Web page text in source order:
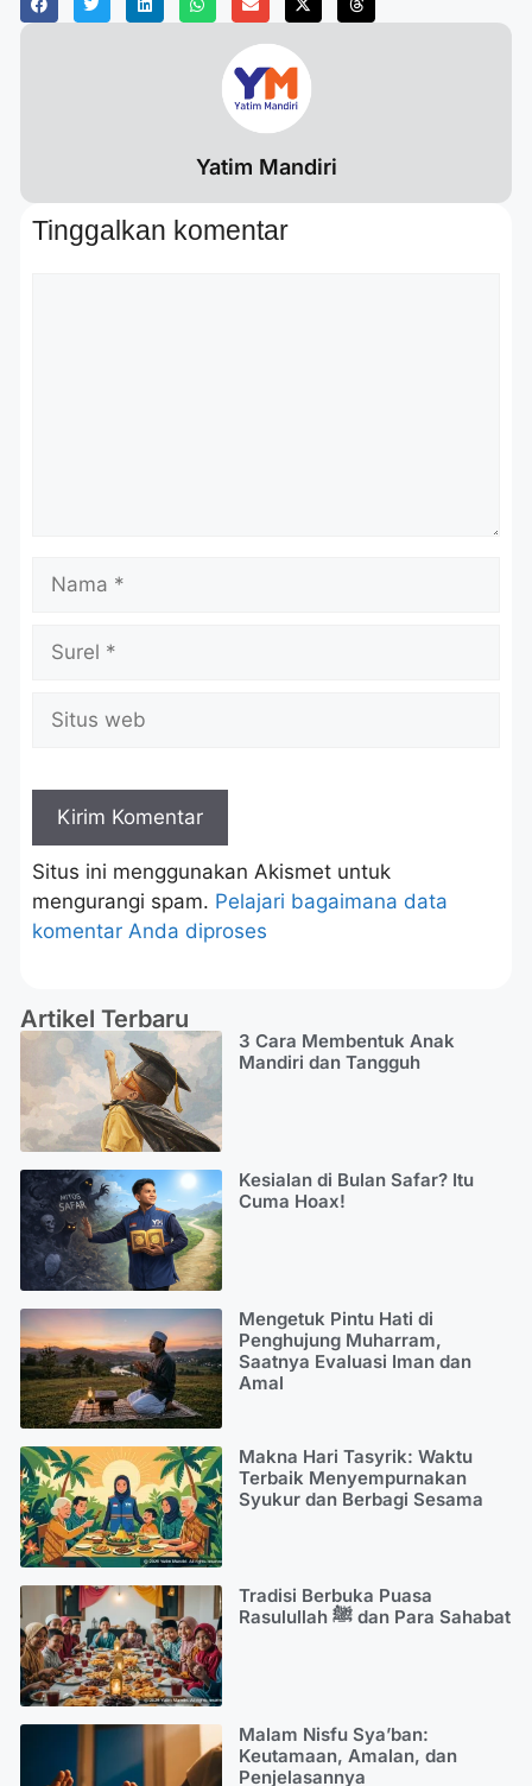
Yatim Mandiri
Tinggalkan komentar
Situs ini menggunakan Akismet untuk
mengurangi spam. Pelajari bagaimana data
komentar Anda diproses
Artikel Terbaru
3 Cara Membentuk Anak
Mandiri dan Tangguh
Kesialan di Bulan Safar? Itu
Cuma Hoax!
Mengetuk Pintu Hati di
Penghujung Muharram,
Saatnya Evaluasi Iman dan
Amal
Makna Hari Tasyrik: Waktu
Terbaik Menyempurnakan
Syukur dan Berbagi Sesama
Tradisi Berbuka Puasa
Rasulullah ﷺ dan Para Sahabat
Malam Nisfu Sya’ban:
Keutamaan, Amalan, dan
Penjelasannya